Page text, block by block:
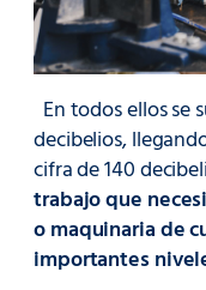
En todos ellos se
decibelios,
cifra de 140
trabajo que
o maquinaria de
importantes